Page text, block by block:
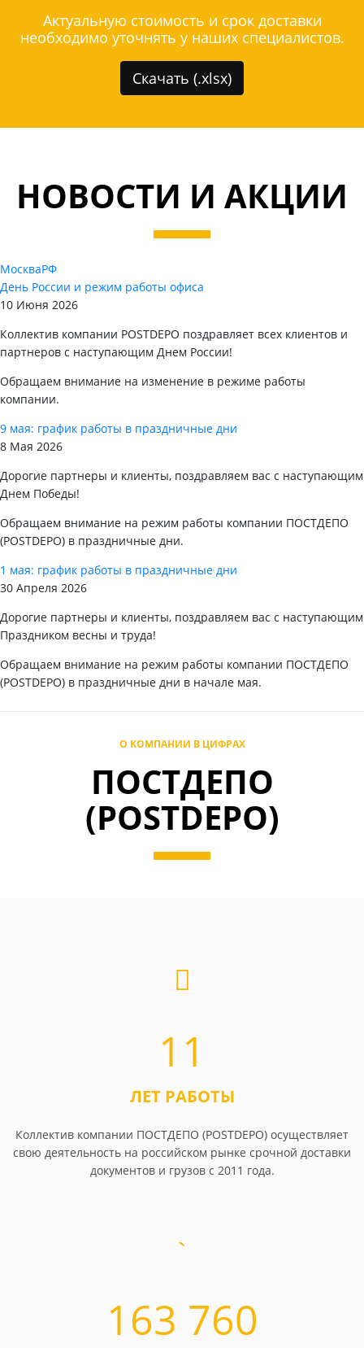
Актуальную стоимость и срок доставки
необходимо уточнять у наших специалистов.
Скачать (.xlsx)
НОВОСТИ И АКЦИИ
МоскваРФ
День России и режим работы офиса
10 Июня 2026
Коллектив компании POSTDEPO поздравляет всех клиентов и
партнеров с наступающим Днем России!
Обращаем внимание на изменение в режиме работы
компании.
9 мая: график работы в праздничные дни
8 Мая 2026
Дорогие партнеры и клиенты, поздравляем вас с наступающим
Днем Победы!
Обращаем внимание на режим работы компании ПОСТДЕПО
(POSTDEPO) в праздничные дни.
1 мая: график работы в праздничные дни
30 Апреля 2026
Дорогие партнеры и клиенты, поздравляем вас с наступающим
Праздником весны и труда!
Обращаем внимание на режим работы компании ПОСТДЕПО
(POSTDEPO) в праздничные дни в начале мая.
О КОМПАНИИ В ЦИФРАХ
ПОСТДЕПО
(POSTDEPO)
11
ЛЕТ РАБОТЫ
Коллектив компании ПОСТДЕПО (POSTDEPO) осуществляет
свою деятельность на российском рынке срочной доставки
документов и грузов с 2011 года.
163 760